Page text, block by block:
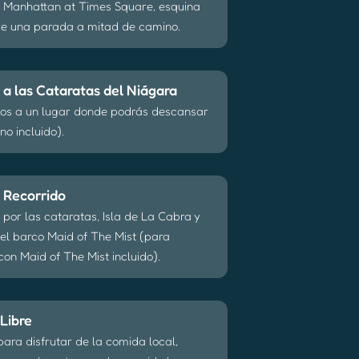
Manhattan at Times Square, esquina
una parada a mitad de camino.
las Cataratas del Niágara
a un lugar donde podrás descansar
incluido).
Recorrido
por las cataratas, Isla de La Cabra y
barco Maid of The Mist (para
Maid of The Mist incluido).
disfrutar de la comida local,